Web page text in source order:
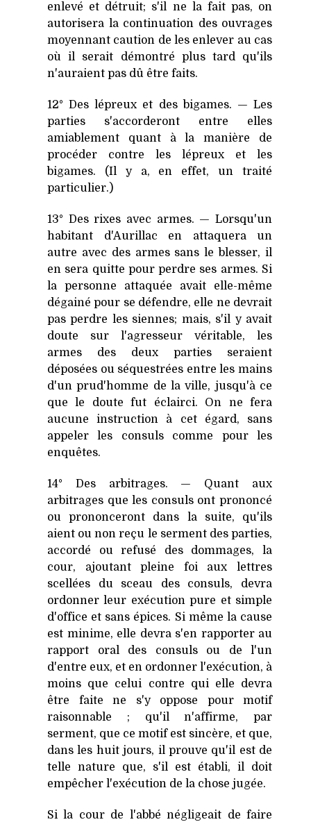
enlevé et détruit; s'il ne la fait pas, on
autorisera la continuation des ouvrages
moyennant caution de les enlever au cas
où il serait démontré plus tard qu'ils
n'auraient pas dû être faits.
12° Des lépreux et des bigames. — Les
parties s'accorderont entre elles
amiablement quant à la manière de
procéder contre les lépreux et les
bigames. (Il y a, en effet, un traité
particulier.)
13° Des rixes avec armes. — Lorsqu'un
habitant d'Aurillac en attaquera un
autre avec des armes sans le blesser, il
en sera quitte pour perdre ses armes. Si
la personne attaquée avait elle-même
dégainé pour se défendre, elle ne devrait
pas perdre les siennes; mais, s'il y avait
doute sur l'agresseur véritable, les
armes des deux parties seraient
déposées ou séquestrées entre les mains
d'un prud'homme de la ville, jusqu'à ce
que le doute fut éclairci. On ne fera
aucune instruction à cet égard, sans
appeler les consuls comme pour les
enquêtes.
14° Des arbitrages. — Quant aux
arbitrages que les consuls ont prononcé
ou prononceront dans la suite, qu'ils
aient ou non reçu le serment des parties,
accordé ou refusé des dommages, la
cour, ajoutant pleine foi aux lettres
scellées du sceau des consuls, devra
ordonner leur exécution pure et simple
d'office et sans épices. Si même la cause
est minime, elle devra s'en rapporter au
rapport oral des consuls ou de l'un
d'entre eux, et en ordonner l'exécution, à
moins que celui contre qui elle devra
être faite ne s'y oppose pour motif
raisonnable ; qu'il n'affirme, par
serment, que ce motif est sincère, et que,
dans les huit jours, il prouve qu'il est de
telle nature que, s'il est établi, il doit
empêcher l'exécution de la chose jugée.
Si la cour de l'abbé négligeait de faire